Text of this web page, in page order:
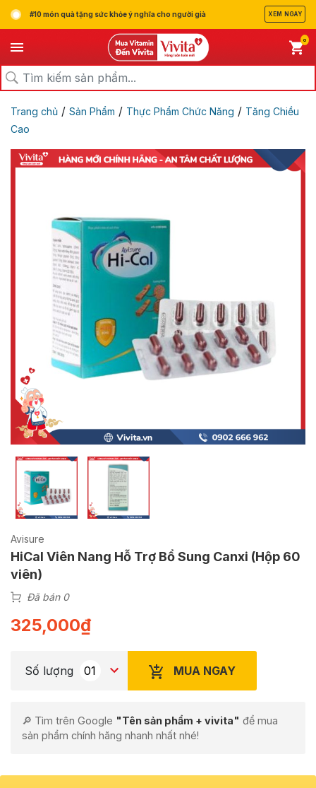
#10 món quà tặng sức khỏe ý nghĩa cho người già XEM NGAY
0
Trang chủ / Sản Phẩm / Thực Phẩm Chức Năng / Tăng Chiều
Cao
Avisure
HiCal Viên Nang Hỗ Trợ Bổ Sung Canxi (Hộp 60
viên)
Đã bán 0
325,000₫
Số lượng MUA NGAY
🔎 Tìm trên Google "Tên sản phẩm + vivita" để mua
sản phẩm chính hãng nhanh nhất nhé!